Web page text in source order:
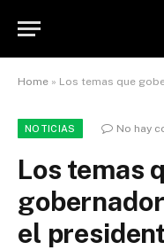
Home » Los temas que
NOTICIAS No hay
Los temas
el